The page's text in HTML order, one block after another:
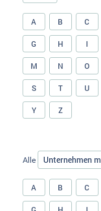
A B C
G H I
M N O
S T U
Y Z
Alle Unternehmen
A B C